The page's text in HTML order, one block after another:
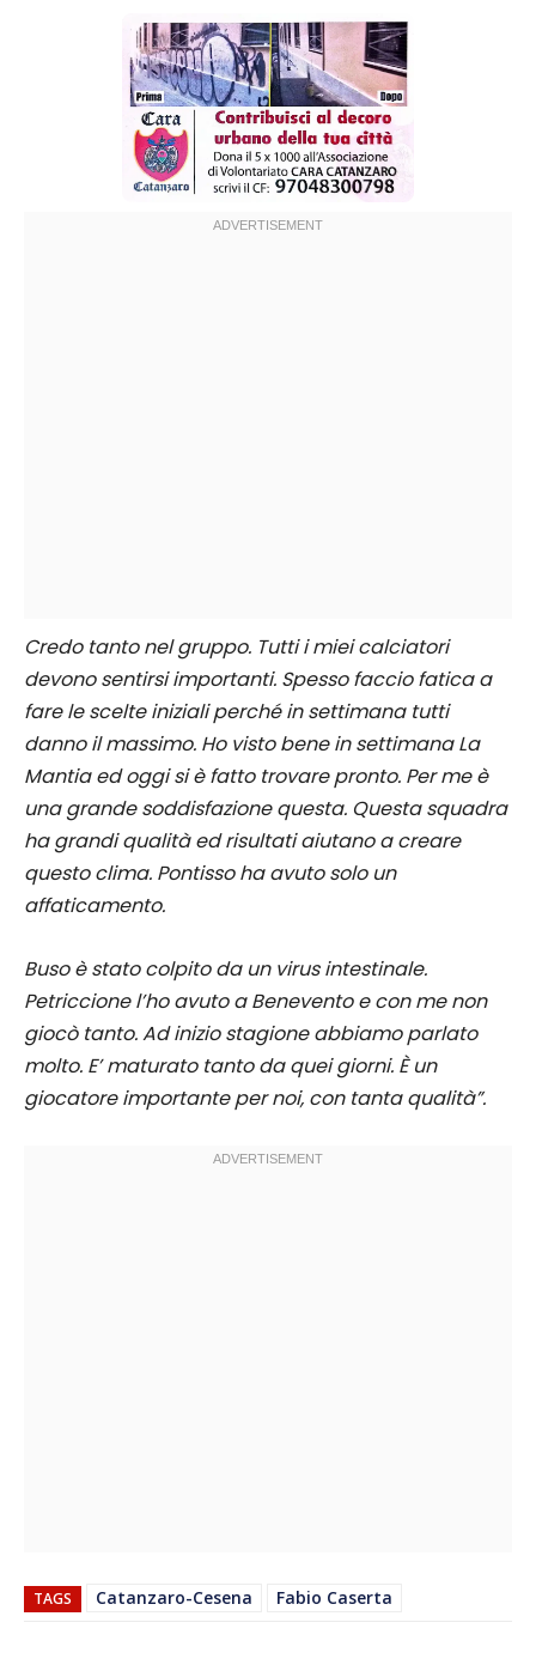
Credo tanto nel gruppo. Tutti i miei calciatori
devono sentirsi importanti. Spesso faccio fatica a
fare le scelte iniziali perché in settimana tutti
danno il massimo. Ho visto bene in settimana La
Mantia ed oggi si è fatto trovare pronto. Per me è
una grande soddisfazione questa. Questa squadra
ha grandi qualità ed risultati aiutano a creare
questo clima. Pontisso ha avuto solo un
affaticamento.
Buso è stato colpito da un virus intestinale.
Petriccione l’ho avuto a Benevento e con me non
giocò tanto. Ad inizio stagione abbiamo parlato
molto. E’ maturato tanto da quei giorni. È un
giocatore importante per noi, con tanta qualità”.
TAGS Catanzaro-Cesena Fabio Caserta